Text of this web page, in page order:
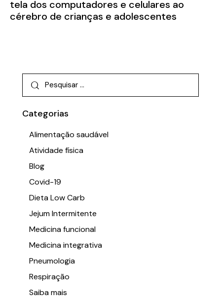
tela dos computadores e celulares ao
cérebro de crianças e adolescentes
Categorias
Alimentação saudável
Atividade física
Blog
Covid-19
Dieta Low Carb
Jejum Intermitente
Medicina funcional
Medicina integrativa
Pneumologia
Respiração
Saiba mais